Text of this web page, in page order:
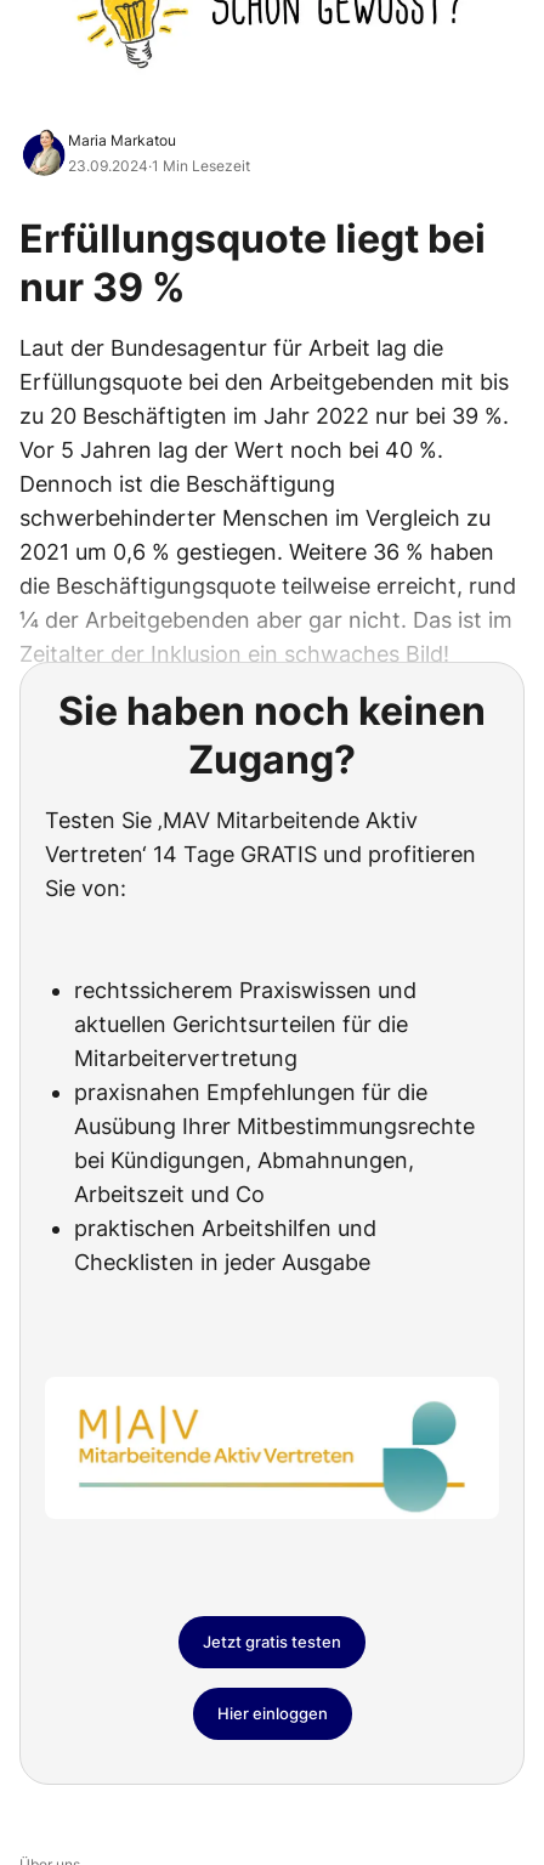
Maria Markatou
23.09.2024·1 Min Lesezeit
Erfüllungsquote liegt bei
nur 39 %
Laut der Bundesagentur für Arbeit lag die
Erfüllungsquote bei den Arbeitgebenden mit bis
zu 20 Beschäftigten im Jahr 2022 nur bei 39 %.
Vor 5 Jahren lag der Wert noch bei 40 %.
Dennoch ist die Beschäftigung
schwerbehinderter Menschen im Vergleich zu
2021 um 0,6 % gestiegen. Weitere 36 % haben
die Beschäftigungsquote teilweise erreicht, rund
¼ der Arbeitgebenden aber gar nicht. Das ist im
Zeitalter der Inklusion ein schwaches Bild!
Sie haben noch keinen
Zugang?
Testen Sie ‚MAV Mitarbeitende Aktiv
Vertreten‘ 14 Tage GRATIS und profitieren
Sie von:
rechtssicherem Praxiswissen und
aktuellen Gerichtsurteilen für die
Mitarbeitervertretung
praxisnahen Empfehlungen für die
Ausübung Ihrer Mitbestimmungsrechte
bei Kündigungen, Abmahnungen,
Arbeitszeit und Co
praktischen Arbeitshilfen und
Checklisten in jeder Ausgabe
Jetzt gratis testen
Hier einloggen